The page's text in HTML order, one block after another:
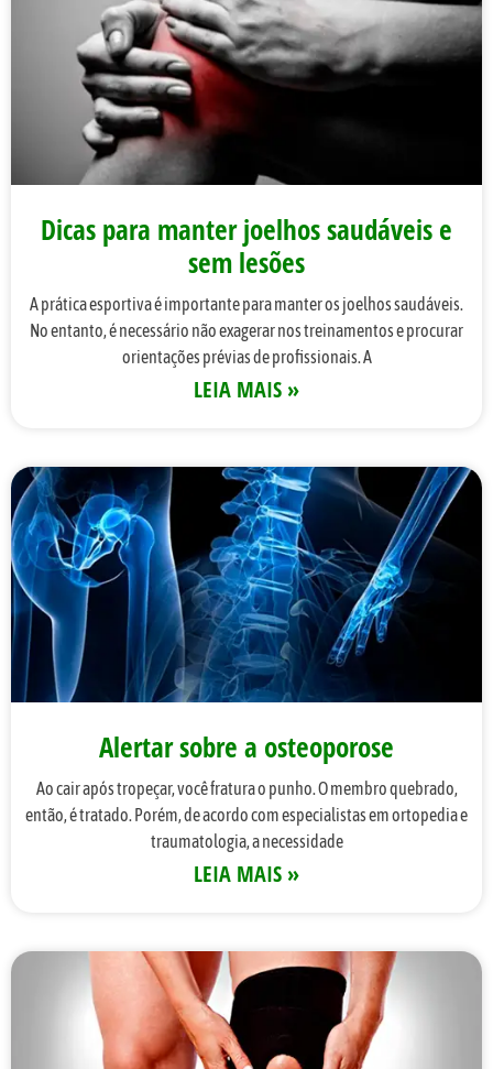
Dicas para manter joelhos saudáveis e
sem lesões
A prática esportiva é importante para manter os joelhos saudáveis.
No entanto, é necessário não exagerar nos treinamentos e procurar
orientações prévias de profissionais. A
LEIA MAIS »
Alertar sobre a osteoporose
Ao cair após tropeçar, você fratura o punho. O membro quebrado,
então, é tratado. Porém, de acordo com especialistas em ortopedia e
traumatologia, a necessidade
LEIA MAIS »